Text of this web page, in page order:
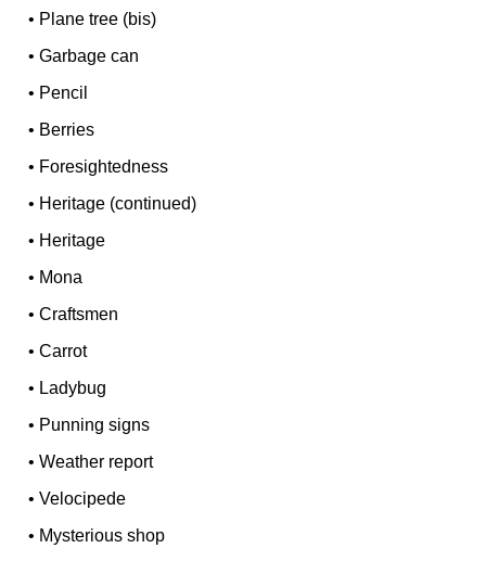
• Plane tree (bis)
•Garbage can
• Pencil
• Berries
• Foresightedness
• Heritage (continued)
• Heritage
• Mona
•Craftsmen
•Carrot
• Ladybug
• Punning signs
•Weather report
•Velocipede
• Mysterious shop